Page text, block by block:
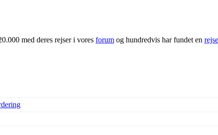
med deres rejser i vores forum og hundredvis har fundet en